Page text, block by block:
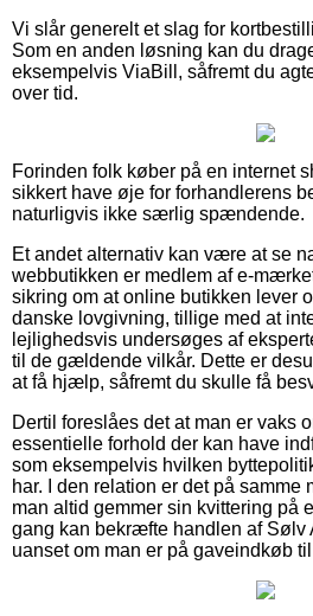
Vi slår generelt et slag for
Som en anden løsning kan du
eksempelvis ViaBill, såfremt du
over tid.
Forinden folk køber på en internet
sikkert have øje for forhandlerens
naturligvis ikke særlig spændende.
Et andet alternativ kan være at se
webbutikken er medlem af e-
sikring om at online butikken lever
danske lovgivning, tillige med at
lejlighedsvis undersøges af
til de gældende vilkår. Dette er
at få hjælp, såfremt du skulle få
Dertil foreslåes det at man er vaks
essentielle forhold der kan have
som eksempelvis hvilken
har. I den relation er det på samme
man altid gemmer sin kvittering på
gang kan bekræfte handlen af Sølv
uanset om man er på gaveindkøb